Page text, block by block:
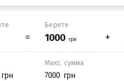
Берете
Макс. сумма
7000